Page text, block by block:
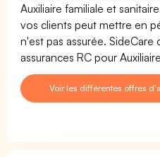
Auxiliaire familiale et
vos clients peut mettre en
n'est pas assurée.
assurances RC pour
Voir les différentes offres